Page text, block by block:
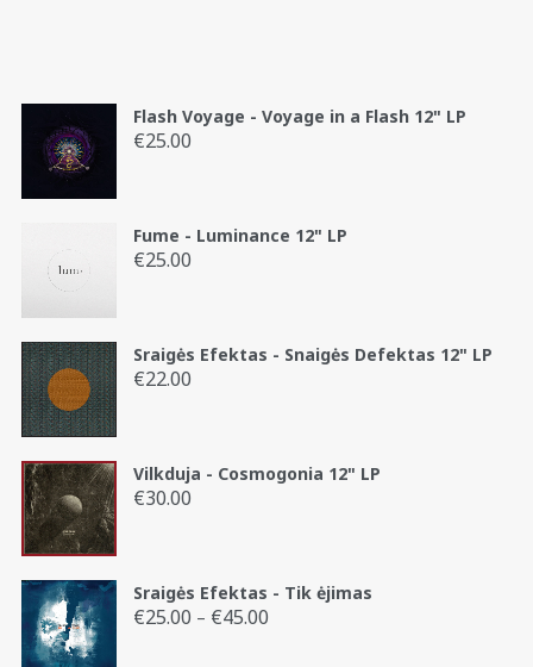
Flash Voyage - Voyage in a Flash 12" LP
€25.00
Fume - Luminance 12" LP
€25.00
Sraigės Efektas - Snaigės Defektas 12" LP
€22.00
Vilkduja - Cosmogonia 12" LP
€30.00
Sraigės Efektas - Tik ėjimas
€25.00 – €45.00Price